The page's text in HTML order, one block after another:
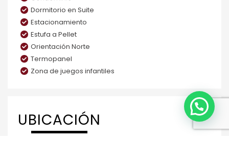
Dormitorio en Suite
Estacionamiento
Estufa a Pellet
Orientación Norte
Termopanel
Zona de juegos infantiles
UBICACIÓN